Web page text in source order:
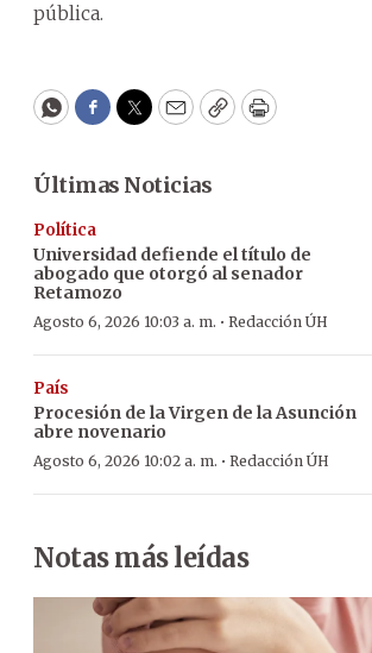
pública.
WhatsApp
Facebook
Twitter
EmailCopyPrint
Últimas Noticias
Política
Universidad defiende el título de
abogado que otorgó al senador
Retamozo
Agosto 6, 2026 10:03 a. m. · Redacción ÚH
País
Procesión de la Virgen de la Asunción
abre novenario
Agosto 6, 2026 10:02 a. m. · Redacción ÚH
Notas más leídas